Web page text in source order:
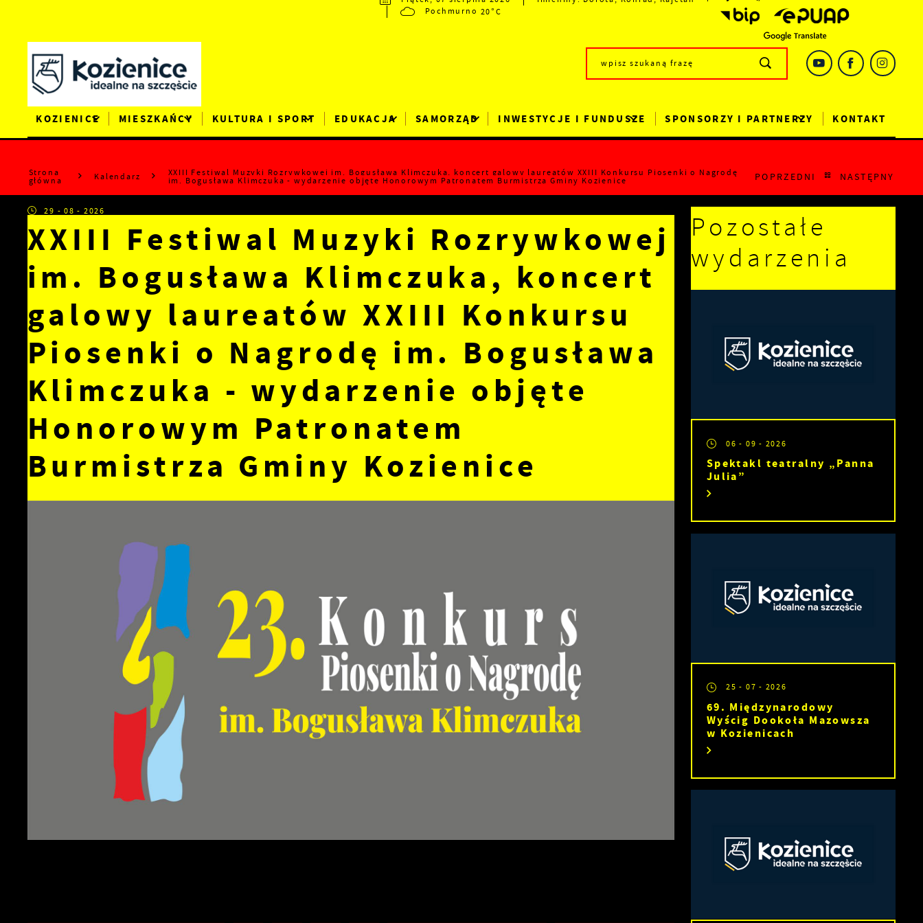
Pochmurno 20°C
KOZIENICE MIESZKAŃCY KULTURA I SPORT EDUKACJA SAMORZĄD INWESTYCJE I FUNDUSZE SPONSORZY I PARTNERZY KONTAKT
Strona
główna Kalendarz XXIII Festiwal Muzyki Rozrywkowej im. Bogusława Klimczuka, koncert galowy laureatów XXIII Konkursu Piosenki o Nagrodę
im. Bogusława Klimczuka - wydarzenie objęte Honorowym Patronatem Burmistrza Gminy Kozienice POPRZEDNI NASTĘPNY
29 - 08 - 2026
XXIII Festiwal Muzyki Rozrywkowej
im. Bogusława Klimczuka, koncert
galowy laureatów XXIII Konkursu
Piosenki o Nagrodę im. Bogusława
Klimczuka - wydarzenie objęte
Honorowym Patronatem
Burmistrza Gminy Kozienice
Pozostałe
wydarzenia
06 - 09 - 2026
Spektakl teatralny „Panna
Julia”
25 - 07 - 2026
69. Międzynarodowy
Wyścig Dookoła Mazowsza
w Kozienicach
Ustawienia
Szanujemy Twoją prywatność. Możesz zmienić ustawienia cookies lub
zaakceptować je wszystkie. W dowolnym momencie możesz dokonać
zmiany swoich ustawień.
Pliki cookies odpowiadają na podejmowane przez Ciebie działania w